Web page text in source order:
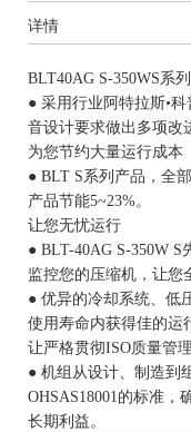
详情
BLT40AG S-350WS系列
● 采用行业阿特拉斯•
音设计要求做出多项改
为您节约大量运行成本
● BLT S系列产品，全
产品节能5~23%。
让您无忧运行
● BLT-40AG S-350W
监控您的压缩机，让您
● 优异的冷却系统、低
使用寿命内获得佳的运
让严格贯彻ISO质量管
● 机组从设计、制造到
OHSAS18001的标准，
长期利益。